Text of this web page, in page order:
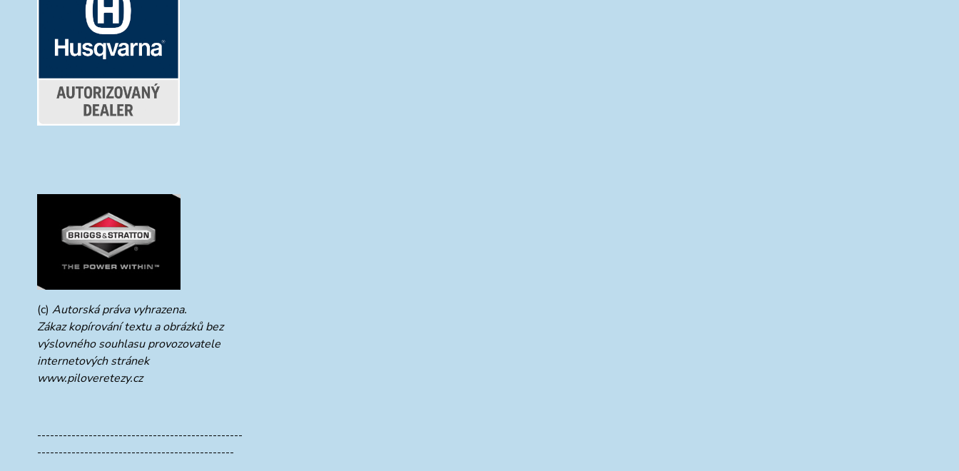
(c) Autorská práva vyhrazena.
Zákaz kopírování textu a obrázků bez
výslovného souhlasu provozovatele
internetových stránek
www.piloveretezy.cz
------------------------------------------------
----------------------------------------------